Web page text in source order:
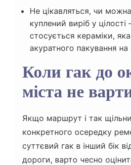
Не цікавляться, чи
куплений виріб у
стосується кераміки,
акуратного пакування
Коли гак до
міста не
Якщо маршрут і так
конкретного осередку
суттєвий гак в інший бік
дороги, варто чесно